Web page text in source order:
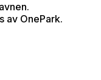
av OnePark.